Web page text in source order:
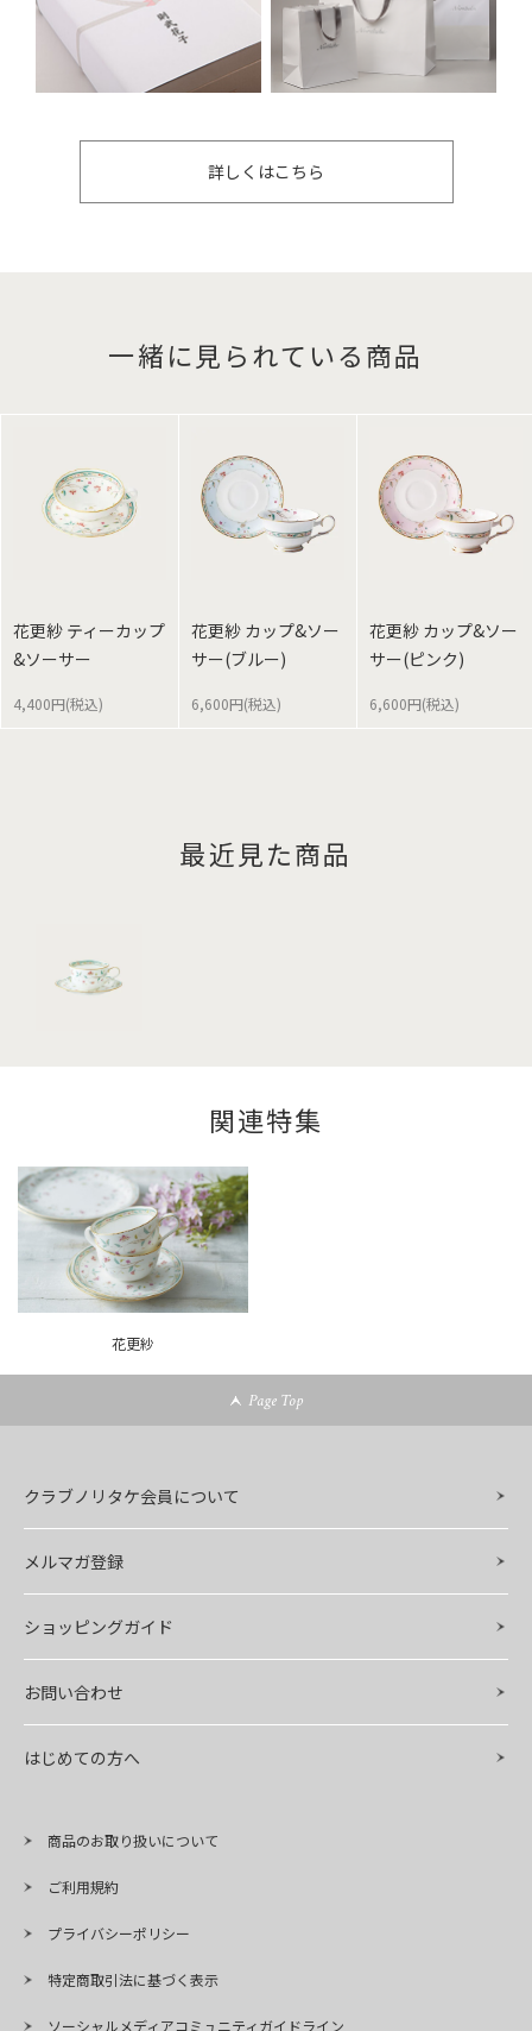
詳しくはこちら
一緒に見られている商品
花更紗 ティーカップ
&ソーサー
4,400円(税込)
花更紗 カップ&ソー
サー(ブルー)
6,600円(税込)
花更紗 カップ&ソー
サー(ピンク)
6,600円(税込)
最近見た商品
関連特集
花更紗
Page Top
クラブノリタケ会員について
メルマガ登録
ショッピングガイド
お問い合わせ
はじめての方へ
商品のお取り扱いについて
ご利用規約
プライバシーポリシー
特定商取引法に基づく表示
ソーシャルメディアコミュニティガイドライン